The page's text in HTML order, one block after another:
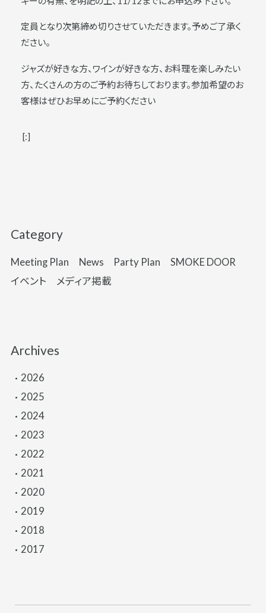
定員となり次第締め切りさせていただきます。予めご了承く
ださい。
ジャズが好きな方、ワインが好きな方、お料理を楽しみたい
方、たくさんの方のご予約お待ちしております。参加希望のお
客様はぜひお早めにご予約ください
[:]
Category
Meeting Plan News Party Plan
SMOKE DOOR
イベント
メディア掲載
Archives
2026
2025
2024
2023
2022
2021
2020
2019
2018
2017